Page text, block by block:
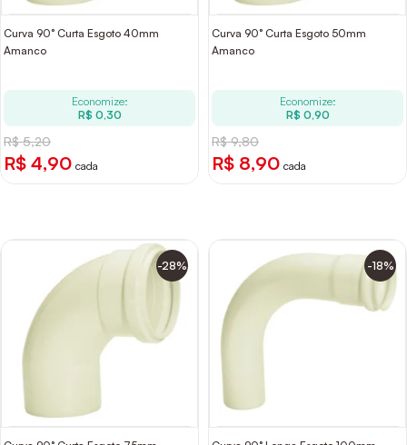
Curva 90° Curta Esgoto 40mm
Amanco
Economize:
R$ 0,30
R$ 5,20
R$ 4,90 cada
Curva 90° Curta Esgoto 50mm
Amanco
Economize:
R$ 0,90
R$ 9,80
R$ 8,90 cada
-28% -18%